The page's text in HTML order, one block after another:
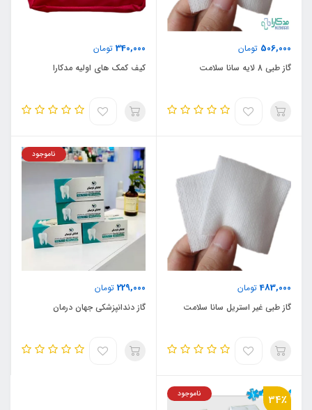
506,000 تومان
گاز طبی 8 لایه سانا سلامت
340,000 تومان
کیف کمک های اولیه مدکارا
483,000تومان
گاز طبی غیر استریل سانا سلامت
229,000 تومان
ناموجود
گاز دندانپزشکی جهان درمان
34٪ ناموجود